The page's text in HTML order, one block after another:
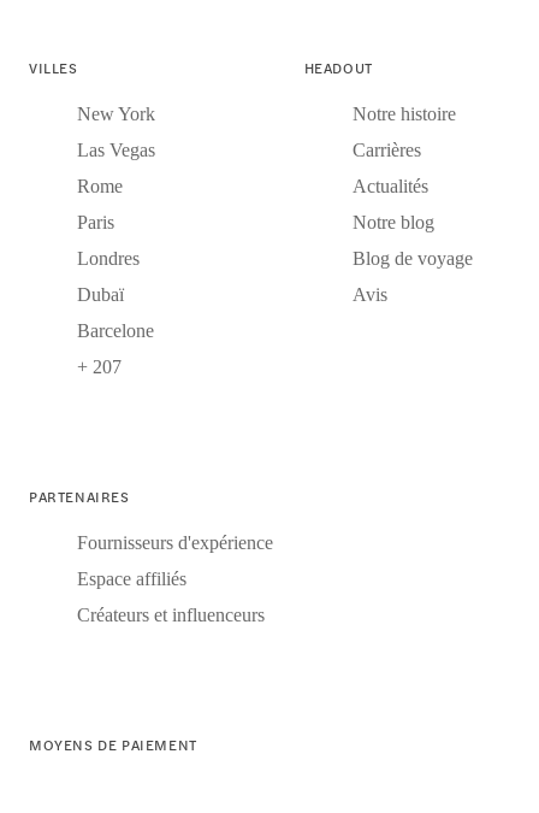
VILLES
New York
Las Vegas
Rome
Paris
Londres
Dubaï
Barcelone
+ 207
HEADOUT
Notre histoire
Carrières
Actualités
Notre blog
Blog de voyage
Avis
PARTENAIRES
Fournisseurs d'expérience
Espace affiliés
Créateurs et influenceurs
MOYENS DE PAIEMENT